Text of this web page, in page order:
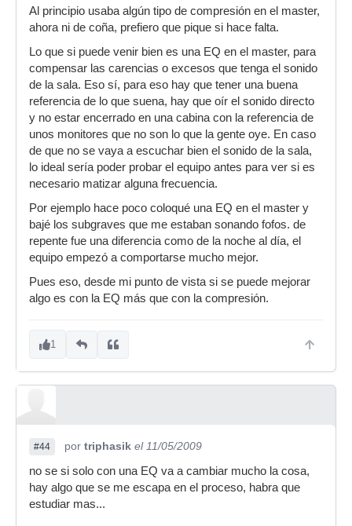
Al principio usaba algún tipo de compresión en el master,
ahora ni de coña, prefiero que pique si hace falta.
Lo que si puede venir bien es una EQ en el master, para
compensar las carencias o excesos que tenga el sonido
de la sala. Eso sí, para eso hay que tener una buena
referencia de lo que suena, hay que oír el sonido directo
y no estar encerrado en una cabina con la referencia de
unos monitores que no son lo que la gente oye. En caso
de que no se vaya a escuchar bien el sonido de la sala,
lo ideal sería poder probar el equipo antes para ver si es
necesario matizar alguna frecuencia.
Por ejemplo hace poco coloqué una EQ en el master y
bajé los subgraves que me estaban sonando fofos. de
repente fue una diferencia como de la noche al día, el
equipo empezó a comportarse mucho mejor.
Pues eso, desde mi punto de vista si se puede mejorar
algo es con la EQ más que con la compresión.
1
#44 por triphasik el 11/05/2009
no se si solo con una EQ va a cambiar mucho la cosa,
hay algo que se me escapa en el proceso, habra que
estudiar mas...